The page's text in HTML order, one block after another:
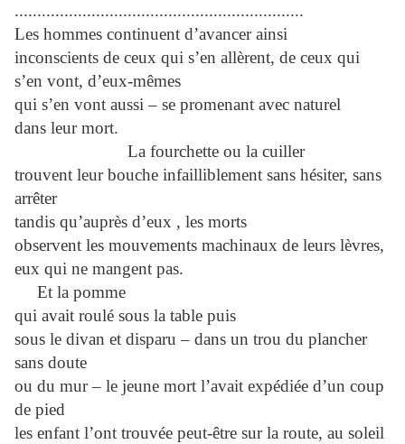
................................................................
Les hommes continuent d’avancer ainsi
inconscients de ceux qui s’en allèrent, de ceux qui
s’en vont, d’eux-mêmes
qui s’en vont aussi – se promenant avec naturel
dans leur mort.
La fourchette ou la cuiller
trouvent leur bouche infailliblement sans hésiter, sans
arrêter
tandis qu’auprès d’eux , les morts
observent les mouvements machinaux de leurs lèvres,
eux qui ne mangent pas.
Et la pomme
qui avait roulé sous la table puis
sous le divan et disparu – dans un trou du plancher
sans doute
ou du mur – le jeune mort l’avait expédiée d’un coup
de pied
les enfant l’ont trouvée peut-être sur la route, au soleil